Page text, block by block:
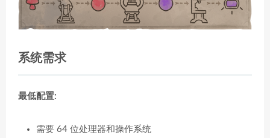
系统需求
最低配置:
需要 64 位处理器和操作系统